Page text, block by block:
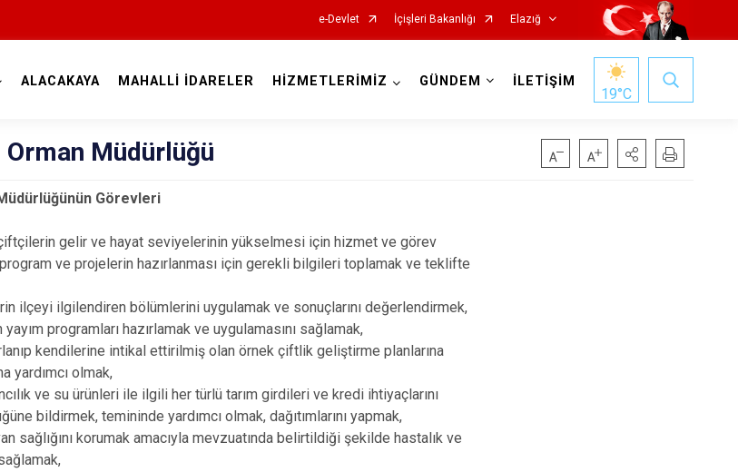
e-Devlet İçişleri Bakanlığı Elazığ
Ağın
Alacakaya
Baskil
Karakoçan
Keban
ALACAKAYA MAHALLİ İDARELER HİZMETLERİMİZ GÜNDEM İLETİŞİM
19°C
Orman Müdürlüğü
Görevleri
gelir ve hayat seviyelerinin yükselmesi için hizmet ve görev
ve projelerin hazırlanması için gerekli bilgileri toplamak ve teklifte
ilçeyi ilgilendiren bölümlerini uygulamak ve sonuçlarını değerlendirmek,
programları hazırlamak ve uygulamasını sağlamak,
kendilerine intikal ettirilmiş olan örnek çiftlik geliştirme planlarına
yardımcı olmak,
ve su ürünleri ile ilgili her türlü tarım girdileri ve kredi ihtiyaçlarını
bildirmek, temininde yardımcı olmak, dağıtımlarını yapmak,
korumak amacıyla mevzuatında belirtildiği şekilde hastalık ve